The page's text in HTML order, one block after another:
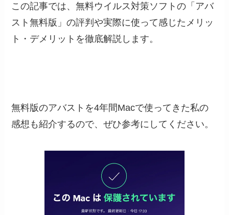
この記事では、無料ウイルス対策ソフトの「アバ
スト無料版」の評判や実際に使って感じたメリッ
ト・デメリットを徹底解説します。
無料版のアバストを4年間Macで使ってきた私の
感想も紹介するので、ぜひ参考にしてください。